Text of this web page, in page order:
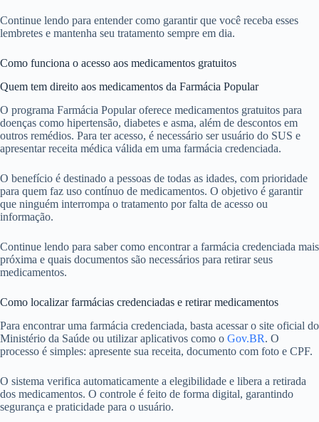
Continue lendo para entender como garantir que você receba esses
lembretes e mantenha seu tratamento sempre em dia.
Como funciona o acesso aos medicamentos gratuitos
Quem tem direito aos medicamentos da Farmácia Popular
O programa Farmácia Popular oferece medicamentos gratuitos para
doenças como hipertensão, diabetes e asma, além de descontos em
outros remédios. Para ter acesso, é necessário ser usuário do SUS e
apresentar receita médica válida em uma farmácia credenciada.
O benefício é destinado a pessoas de todas as idades, com prioridade
para quem faz uso contínuo de medicamentos. O objetivo é garantir
que ninguém interrompa o tratamento por falta de acesso ou
informação.
Continue lendo para saber como encontrar a farmácia credenciada mais
próxima e quais documentos são necessários para retirar seus
medicamentos.
Como localizar farmácias credenciadas e retirar medicamentos
Para encontrar uma farmácia credenciada, basta acessar o site oficial do
Ministério da Saúde ou utilizar aplicativos como o Gov.BR. O
processo é simples: apresente sua receita, documento com foto e CPF.
O sistema verifica automaticamente a elegibilidade e libera a retirada
dos medicamentos. O controle é feito de forma digital, garantindo
segurança e praticidade para o usuário.